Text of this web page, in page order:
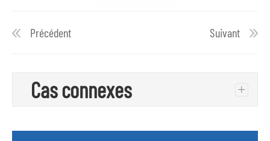
Précédent Suivant
Cas connexes +